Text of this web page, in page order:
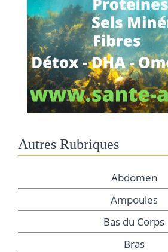
Autres Rubriques
Abdomen
Ampoules
Bas du Corps
Bras